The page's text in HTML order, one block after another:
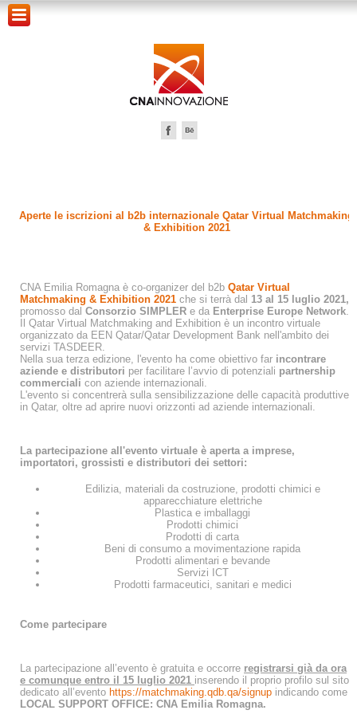
Aperte le iscrizioni al b2b internazionale Qatar Virtual Matchmaking
& Exhibition 2021
CNA Emilia Romagna è co-organizer del b2b Qatar Virtual
Matchmaking & Exhibition 2021 che si terrà dal 13 al 15 luglio 2021,
promosso dal Consorzio SIMPLER e da Enterprise Europe Network.
Il Qatar Virtual Matchmaking and Exhibition è un incontro virtuale
organizzato da EEN Qatar/Qatar Development Bank nell'ambito dei
servizi TASDEER.
Nella sua terza edizione, l'evento ha come obiettivo far incontrare
aziende e distributori per facilitare l’avvio di potenziali partnership
commerciali con aziende internazionali.
L'evento si concentrerà sulla sensibilizzazione delle capacità produttive
in Qatar, oltre ad aprire nuovi orizzonti ad aziende internazionali.
La partecipazione all'evento virtuale è aperta a imprese,
importatori, grossisti e distributori dei settori:
Edilizia, materiali da costruzione, prodotti chimici e
apparecchiature elettriche
Plastica e imballaggi
Prodotti chimici
Prodotti di carta
Beni di consumo a movimentazione rapida
Prodotti alimentari e bevande
Servizi ICT
Prodotti farmaceutici, sanitari e medici
Come partecipare
La partecipazione all’evento è gratuita e occorre registrarsi già da ora
e comunque entro il 15 luglio 2021 inserendo il proprio profilo sul sito
dedicato all’evento https://matchmaking.qdb.qa/signup indicando come
LOCAL SUPPORT OFFICE: CNA Emilia Romagna.